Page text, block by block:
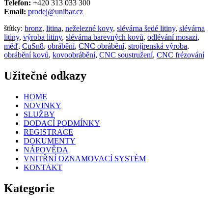
Telefon: +420 313 033 300
Email: prodej@unibar.cz
štítky: bronz, litina, neželezné kovy, slévárna šedé litiny, slévárna
litiny, výroba litiny, slévárna barevných kovů, odlévání mosazi,
měď, CuSn8, obrábění, CNC obrábění, strojírenská výroba,
obrábění kovů, kovoobrábění, CNC soustružení, CNC frézování
Užitečné odkazy
HOME
NOVINKY
SLUŽBY
DODACÍ PODMÍNKY
REGISTRACE
DOKUMENTY
NÁPOVĚDA
VNITŘNÍ OZNAMOVACÍ SYSTÉM
KONTAKT
Kategorie